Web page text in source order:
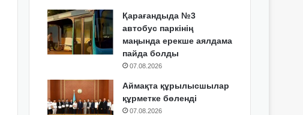
Қарағандыда №3
автобус паркінің
маңында ерекше аялдама
пайда болды
07.08.2026
Аймақта құрылысшылар
құрметке бөленді
07.08.2026